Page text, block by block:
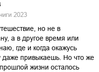
2023
но не в
а в другое время или
где и когда окажусь
даже привыкаешь. Но что же
жизни осталось